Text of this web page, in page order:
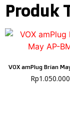
Produk
VOX amPlug Brian
Rp1.050.000